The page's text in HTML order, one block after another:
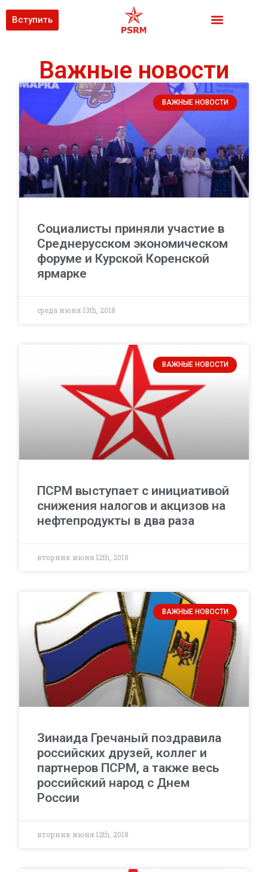
Вступить
Важные новости
ВАЖНЫЕ НОВОСТИ
Социалисты приняли участие в
Среднерусском экономическом
форуме и Курской Коренской
ярмарке
среда июня 13th, 2018
ВАЖНЫЕ НОВОСТИ
ПСРМ выступает с инициативой
снижения налогов и акцизов на
нефтепродукты в два раза
вторник июня 12th, 2018
ВАЖНЫЕ НОВОСТИ
Зинаида Гречаный поздравила
российских друзей, коллег и
партнеров ПСРМ, а также весь
российский народ с Днем
России
вторник июня 12th, 2018